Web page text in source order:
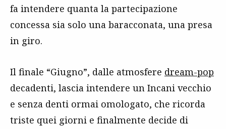
fa intendere quanta la partecipazione
concessa sia solo una baracconata, una presa
in giro.
Il finale “Giugno”, dalle atmosfere dream-pop
decadenti, lascia intendere un Incani vecchio
e senza denti ormai omologato, che ricorda
triste quei giorni e finalmente decide di